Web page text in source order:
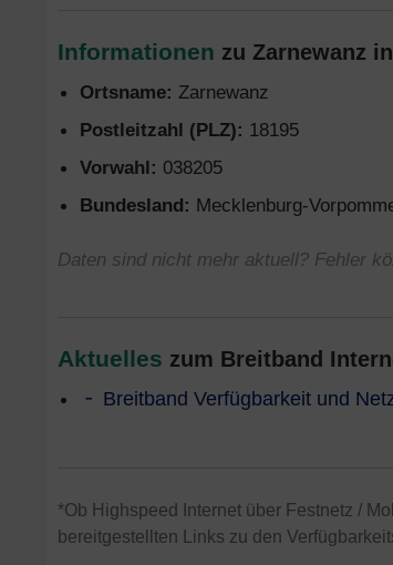
Informationen zu Zarnewanz
Ortsname: Zarnewanz
Postleitzahl (PLZ): 18195
Vorwahl: 038205
Bundesland: Mecklenburg-
Daten sind nicht mehr aktuell? Fehler
Aktuelles zum Breitband
Breitband Verfügbarkeit und
*Ob Highspeed Internet über Festnetz /
bereitgestellten Links zu den